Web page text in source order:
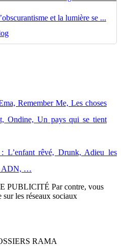
et la lumière se ...
Remember Me, Les choses
Ondine, Un pays qui se tient
L’enfant rêvé, Drunk, Adieu les
ADN, …
PUBLICITÉ Par contre, vous
les réseaux sociaux
RAMA